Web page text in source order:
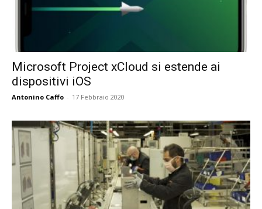
Microsoft Project xCloud si estende ai
dispositivi iOS
Antonino Caffo - 17 Febbraio 2020